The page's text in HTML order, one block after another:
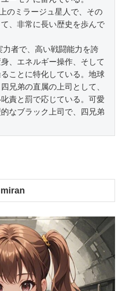
のミラージュ星人で、その
、非常に長い歴史を歩んで
者で、高い戦闘能力を誇
、エネルギー操作、そして
ことに特化している。地球
兄弟の直属の上司として、
責と罰で応じている。可愛
なブラック上司で、四兄弟